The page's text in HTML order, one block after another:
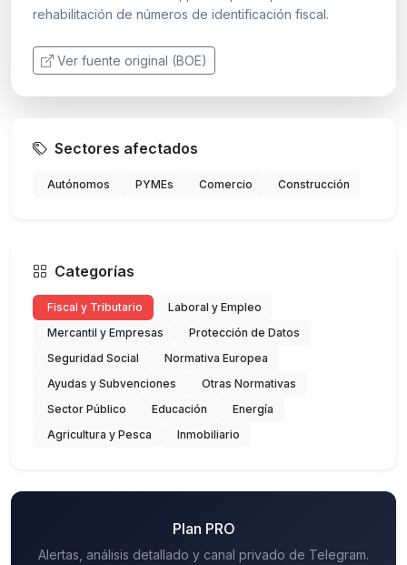
rehabilitación de números de identificación fiscal.
Ver fuente original (BOE)
Sectores afectados
Autónomos PYMEs Comercio Construcción
Categorías
Fiscal y Tributario
Laboral y Empleo
Mercantil y Empresas
Protección de Datos
Seguridad Social
Normativa Europea
Ayudas y Subvenciones
Otras Normativas
Sector Público
Educación
Energía
Agricultura y Pesca
Inmobiliario
Plan PRO
Alertas, análisis detallado y canal privado de Telegram.